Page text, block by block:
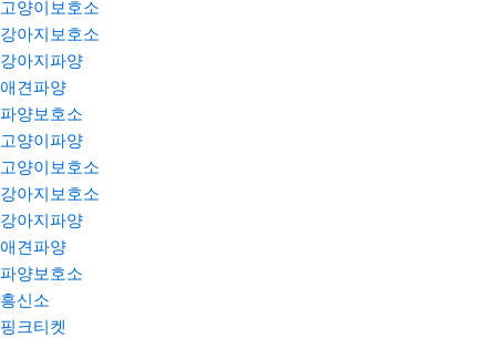
고양이보호소
강아지보호소
강아지파양
애견파양
파양보호소
고양이파양
고양이보호소
강아지보호소
강아지파양
애견파양
파양보호소
흥신소
핑크티켓